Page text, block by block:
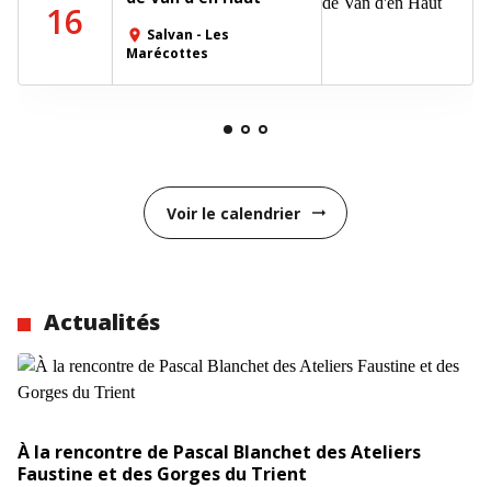
16 place Salvan - Les
Marécottes
Voir le calendrier arrow_right_alt
Actualités
À la rencontre de Pascal Blanchet des Ateliers
Faustine et des Gorges du Trient